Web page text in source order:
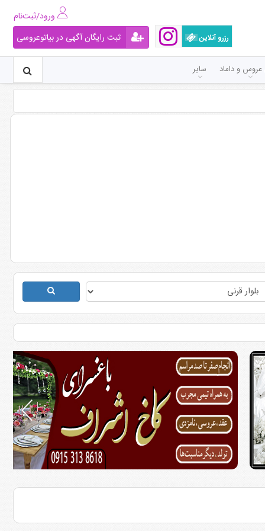
رزرو آنلاین
ثبت رایگان آگهی در بیاتوعروسی
عروس و داماد سایر